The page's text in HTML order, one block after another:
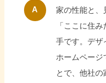
A
家の性能と、
「ここに住
手です。デザ
ホームページ
とで、他社の